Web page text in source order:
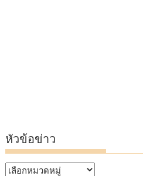
หัวข้อข่าว
หัวข้อ